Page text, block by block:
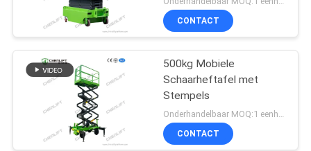
Voor Magazijn
CONTACT
500kg Mobiele
Schaarheftafel met
Stempels
Onderhandelbaar MOQ:1 eenheid
CONTACT